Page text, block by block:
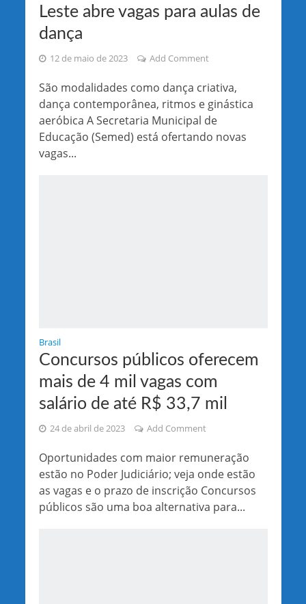
Leste abre vagas para aulas de
dança
12 de maio de 2023 Add Comment
São modalidades como dança criativa,
dança contemporânea, ritmos e ginástica
aeróbica A Secretaria Municipal de
Educação (Semed) está ofertando novas
vagas...
Brasil
Concursos públicos oferecem
mais de 4 mil vagas com
salário de até R$ 33,7 mil
24 de abril de 2023 Add Comment
Oportunidades com maior remuneração
estão no Poder Judiciário; veja onde estão
as vagas e o prazo de inscrição Concursos
públicos são uma boa alternativa para...